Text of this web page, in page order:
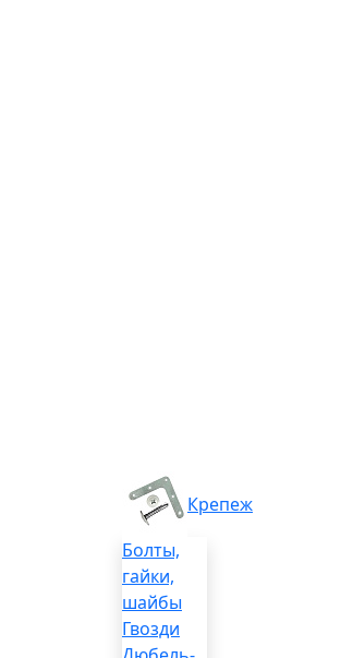
Крепеж
Болты,
гайки,
шайбы
Гвозди